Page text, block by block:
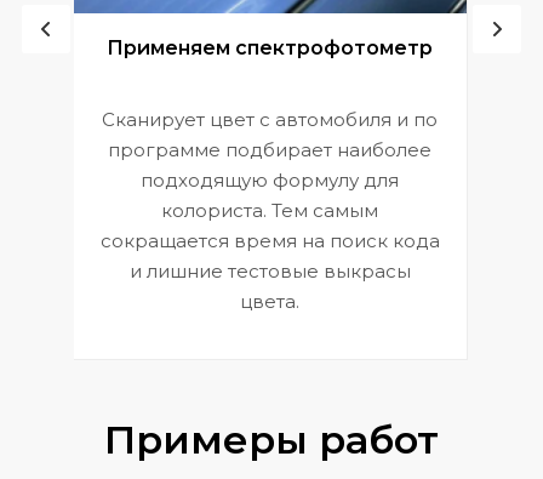
Применяем спектрофотометр
Сканирует цвет с автомобиля и по
программе подбирает наиболее
подходящую формулу для
колориста. Тем самым
сокращается время на поиск кода
и лишние тестовые выкрасы
цвета.
Примеры работ